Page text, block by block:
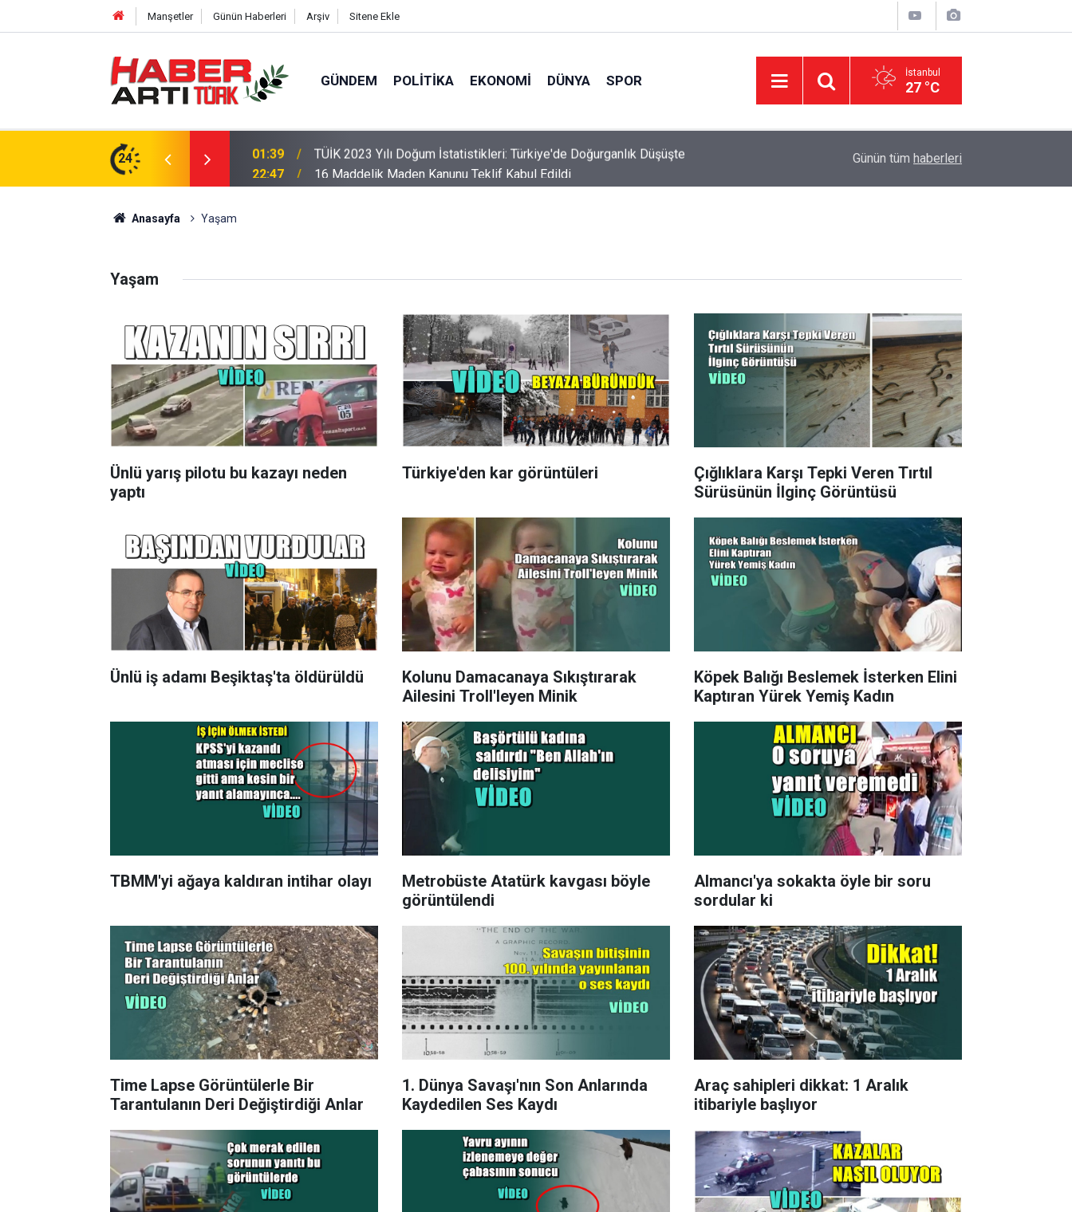
Manşetler Günün Haberleri Arşiv Sitene Ekle
GÜNDEM POLITIKA EKONOMI DÜNYA SPOR İstanbul
27 °C
24
Türkiye'de Doğurganlık Düşüşte 22:47 16 Maddelik Maden Kanunu Teklif Kabul Edildi DEVA Partisi'nde Büyük Kongre Hazırlıkları
Günün tüm haberleri
Anasayfa Yaşam
Yaşam
Ünlü yarış pilotu bu kazayı neden
yaptı
Türkiye'den kar görüntüleri
Çığlıklara Karşı Tepki Veren Tırtıl
Sürüsünün İlginç Görüntüsü
Ünlü iş adamı Beşiktaş'ta öldürüldü
Kolunu Damacanaya Sıkıştırarak
Ailesini Troll'leyen Minik
Köpek Balığı Beslemek İsterken Elini
Kaptıran Yürek Yemiş Kadın
TBMM'yi ağaya kaldıran intihar olayı
Metrobüste Atatürk kavgası böyle
görüntülendi
Almancı'ya sokakta öyle bir soru
sordular ki
Time Lapse Görüntülerle Bir
Tarantulanın Deri Değiştirdiği Anlar
1. Dünya Savaşı'nın Son Anlarında
Kaydedilen Ses Kaydı
Araç sahipleri dikkat: 1 Aralık
itibariyle başlıyor